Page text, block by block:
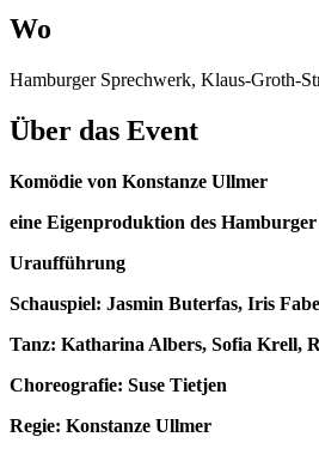
Wo
Hamburger Sprechwerk, Klaus-Groth-
Über das Event
Komödie von Konstanze Ullmer
eine Eigenproduktion des
Uraufführung
Schauspiel: Jasmin Buterfas, Iris
Tanz: Katharina Albers, Sofia Krell,
Choreografie: Suse Tietjen
Regie: Konstanze Ullmer